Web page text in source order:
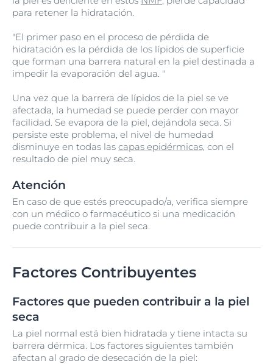
para retener la hidratación.
"El primer paso en el proceso de pérdida de
hidratación es la pérdida de los lípidos de superficie
que forman una barrera natural en la piel destinada a
impedir la evaporación del agua. "
Una vez que la barrera de lípidos de la piel se ve
afectada, la humedad se puede perder con mayor
facilidad. Se evapora de la piel, dejándola seca. Si
persiste este problema, el nivel de humedad
disminuye en todas las capas epidérmicas, con el
resultado de piel muy seca.
Atención
En caso de que estés preocupado/a, verifica siempre
con un médico o farmacéutico si una medicación
puede contribuir a la piel seca.
Factores Contribuyentes
Factores que pueden contribuir a la piel
seca
La piel normal está bien hidratada y tiene intacta su
barrera dérmica. Los factores siguientes también
afectan al grado de desecación de la piel: